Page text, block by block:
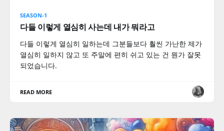
SEASON-1
다들 이렇게 열심히 사는데 내가 뭐라고
다들 이렇게 열심히 일하는데 그분들보다 훨씬 가난한 제가
열심히 일하지 않고 또 주말에 편히 쉬고 있는 건 뭔가 잘못
되었습니다.
READ MORE